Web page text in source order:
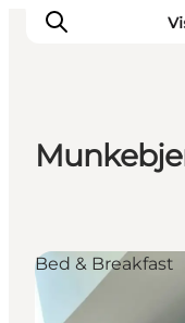
SPIS
OVERNAT
PRAKTISK
Bed & Breakfast